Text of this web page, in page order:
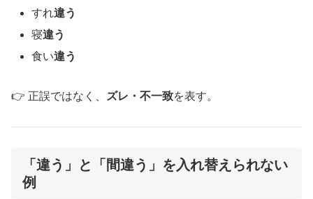
すれ違う
寝違う
食い違う
👉 正誤ではなく、 ズレ・不一致を表す。
「違う」と「間違う」を入れ替えられない
例